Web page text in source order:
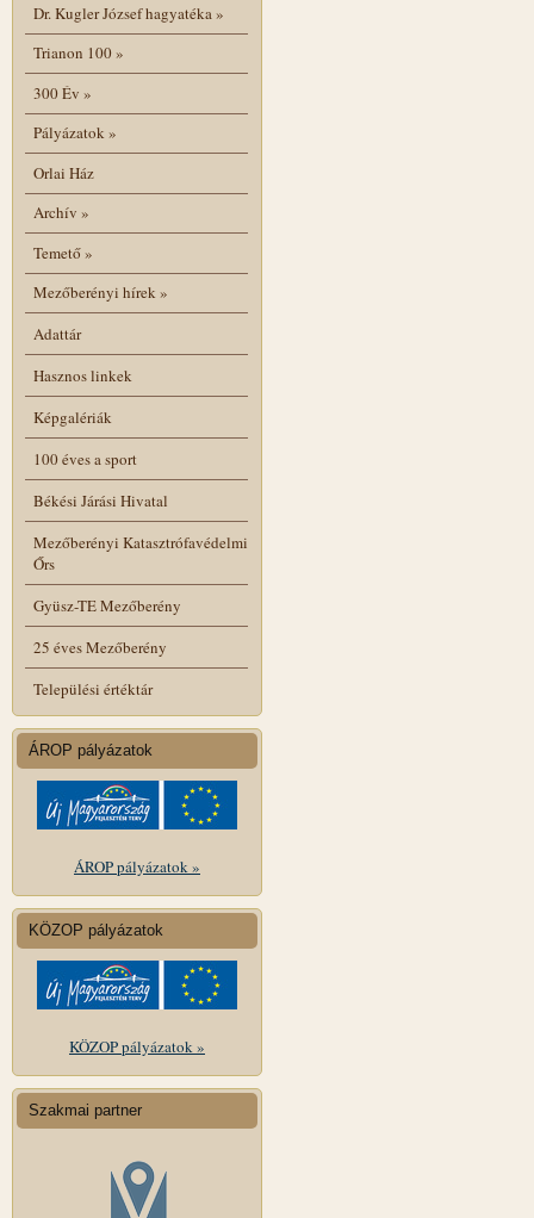
Dr. Kugler József hagyatéka»
Trianon 100»
300 Év »
Pályázatok»
Orlai Ház
Archív »
Temető»
Mezőberényi hírek»
Adattár
Hasznos linkek
Képgalériák
100 éves a sport
Békési Járási Hivatal
Mezőberényi Katasztrófavédelmi
Őrs
Gyüsz-TE Mezőberény
25 éves Mezőberény
Települési értéktár
ÁROP pályázatok
ÁROP pályázatok »
KÖZOP pályázatok
KÖZOP pályázatok »
Szakmai partner